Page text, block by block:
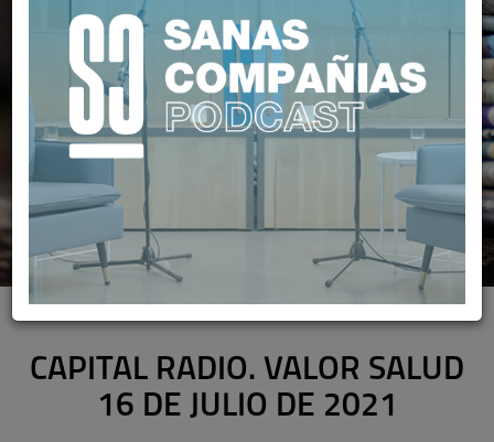
IDIS EN LOSMEDIOS
CAPITAL RADIO. VALOR SALUD
16 DE JULIO DE 2021